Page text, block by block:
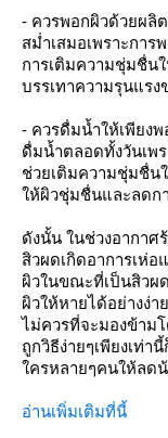
- ควรพอกผิวด้วยผลิ
สม่ำเสมอเพราะกา
การเติมความชุ่มชื่น
บรรเทาความรุนแร
- ควรดื่มน้ำให้เพียง
ดื่มน้ำตลอดทั้งวันเพ
ช่วยเติมความชุ่มชื่น
ให้ผิวชุ่มชื่นและลดก
ดังนั้น ในช่วงอากา
สิวผดเกิดอาการเห่
ผิวในขณะที่เป็นสิวผ
ผิวให้หายได้อย่างง่
ไม่ควรที่จะมองข้าม
ถูกวิธีง่ายๆเพียงเท่
ใครหลายๆคนให้ลด
อ่านเพิ่มเติมที่นี้